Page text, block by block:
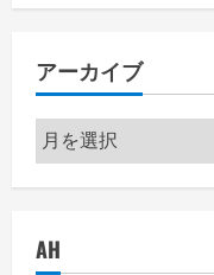
ゴ
ー
アーカイブ
ア
ー
カ
ブ
AH